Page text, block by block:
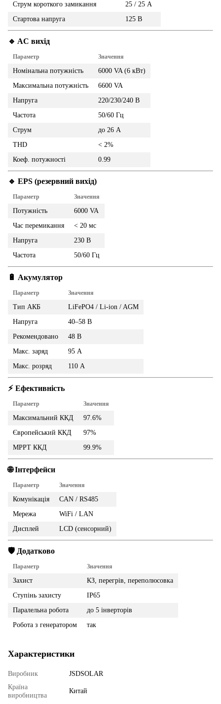
Струм короткого замикання
25 / 25 А
Стартова напруга
125 В
🔹 AC вихід
Параметр Значення
Номінальна потужність
6000 VA (6 кВт)
Максимальна потужність
6600 VA
Напруга
220/230/240 В
Частота
50/60 Гц
Струм
до 26 А
THD
< 2%
Коеф. потужності
0.99
🔹 EPS (резервний вихід)
Параметр Значення
Потужність
6000 VA
Час перемикання
< 20 мс
Напруга
230 В
Частота
50/60 Гц
🔋 Акумулятор
Параметр Значення
Тип АКБ
LiFePO4 / Li-ion / AGM
Напруга
40–58 В
Рекомендовано
48 В
Макс. заряд
95 А
Макс. розряд
110 А
⚡ Ефективність
Параметр Значення
Максимальний ККД
97.6%
Європейський ККД
97%
MPPT ККД
99.9%
🌐 Інтерфейси
Параметр Значення
Комунікація
CAN / RS485
Мережа
WiFi / LAN
Дисплей
LCD (сенсорний)
🛡️ Додатково
Параметр Значення
Захист
КЗ, перегрів, переполюсовка
Ступінь захисту
IP65
Паралельна робота
до 5 інверторів
Робота з генератором
так
Характеристики
Виробник
JSDSOLAR
Країна
виробництва
Китай